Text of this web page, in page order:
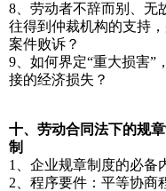
8、劳动者不辞而别、无
往得到仲裁机构的支持
案件败诉？
9、如何界定“重大损害”
接的经济损失？
十、劳动合同法下的规
制
1、企业规章制度的必备
2、程序要件：平等协商